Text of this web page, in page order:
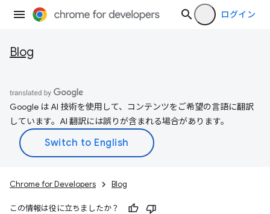
ログイン
Blog
Google は AI 技術を使用して、コンテンツをご希望の言語に翻訳
しています。AI 翻訳には誤りが含まれる場合があります。
Chrome for Developers Blog
この情報は役に立ちましたか？